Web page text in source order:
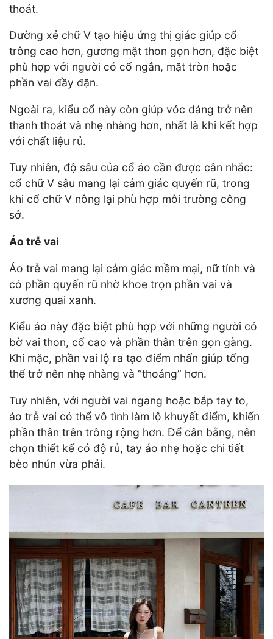
thoát.
Đường xẻ chữ V tạo hiệu ứng thị giác giúp cổ
trông cao hơn, gương mặt thon gọn hơn, đặc biệt
phù hợp với người có cổ ngắn, mặt tròn hoặc
phần vai đầy đặn.
Ngoài ra, kiểu cổ này còn giúp vóc dáng trở nên
thanh thoát và nhẹ nhàng hơn, nhất là khi kết hợp
với chất liệu rủ.
Tuy nhiên, độ sâu của cổ áo cần được cân nhắc:
cổ chữ V sâu mang lại cảm giác quyến rũ, trong
khi cổ chữ V nông lại phù hợp môi trường công
sở.
Áo trễ vai
Áo trễ vai mang lại cảm giác mềm mại, nữ tính và
có phần quyến rũ nhờ khoe trọn phần vai và
xương quai xanh.
Kiểu áo này đặc biệt phù hợp với những người có
bờ vai thon, cổ cao và phần thân trên gọn gàng.
Khi mặc, phần vai lộ ra tạo điểm nhấn giúp tổng
thể trở nên nhẹ nhàng và “thoáng” hơn.
Tuy nhiên, với người vai ngang hoặc bắp tay to,
áo trễ vai có thể vô tình làm lộ khuyết điểm, khiến
phần thân trên trông rộng hơn. Để cân bằng, nên
chọn thiết kế có độ rủ, tay áo nhẹ hoặc chi tiết
bèo nhún vừa phải.